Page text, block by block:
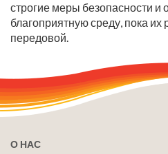
строгие меры безопасности и
благоприятную среду, пока их
передовой.
О НАС